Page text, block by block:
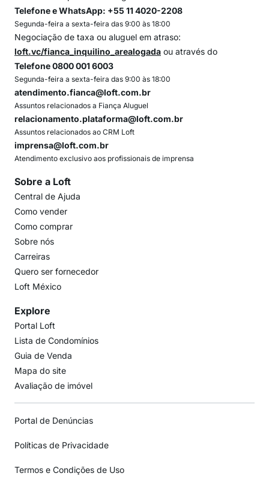
Telefone e WhatsApp: +55 11 4020-2208
Segunda-feira a sexta-feira das 9:00 às 18:00
Negociação de taxa ou aluguel em atraso:
loft.vc/fianca_inquilino_arealogada ou através do
Telefone 0800 001 6003
Segunda-feira a sexta-feira das 9:00 às 18:00
atendimento.fianca@loft.com.br
Assuntos relacionados a Fiança Aluguel
relacionamento.plataforma@loft.com.br
Assuntos relacionados ao CRM Loft
imprensa@loft.com.br
Atendimento exclusivo aos profissionais de imprensa
Sobre a Loft
Central de Ajuda
Como vender
Como comprar
Sobre nós
Carreiras
Quero ser fornecedor
Loft México
Explore
Portal Loft
Lista de Condomínios
Guia de Venda
Mapa do site
Avaliação de imóvel
Portal de Denúncias
Políticas de Privacidade
Termos e Condições de Uso